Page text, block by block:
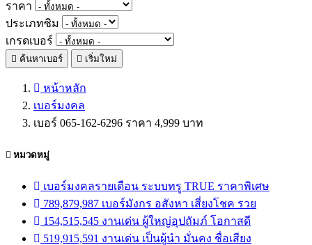
ราคา
ประเภทซิม
เกรดเบอร์
ค้นหาเบอร์ เริ่มใหม่
หน้าหลัก
เบอร์มงคล
เบอร์ 065-162-6296 ราคา 4,999 บาท
หมวดหมู่
เบอร์มงคลรายเดือน ระบบทรู TRUE ราคาพิเศษ
789,879,987 เบอร์มังกร อสังหา เสี่ยงโชค รวย
154,515,545 งานเด่น ผู้ใหญ่อุปถัมภ์ โอกาสดี
519,915,591 งานเด่น เป็นผู้นำ มั่นคง ชื่อเสียง